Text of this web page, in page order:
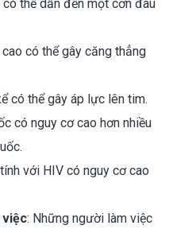
có thể dẫn đến một cơn đau
cao có thể gây căng thẳng
có thể gây áp lực lên tim.
có nguy cơ cao hơn nhiều
với HIV có nguy cơ cao
việc: Những người làm việc